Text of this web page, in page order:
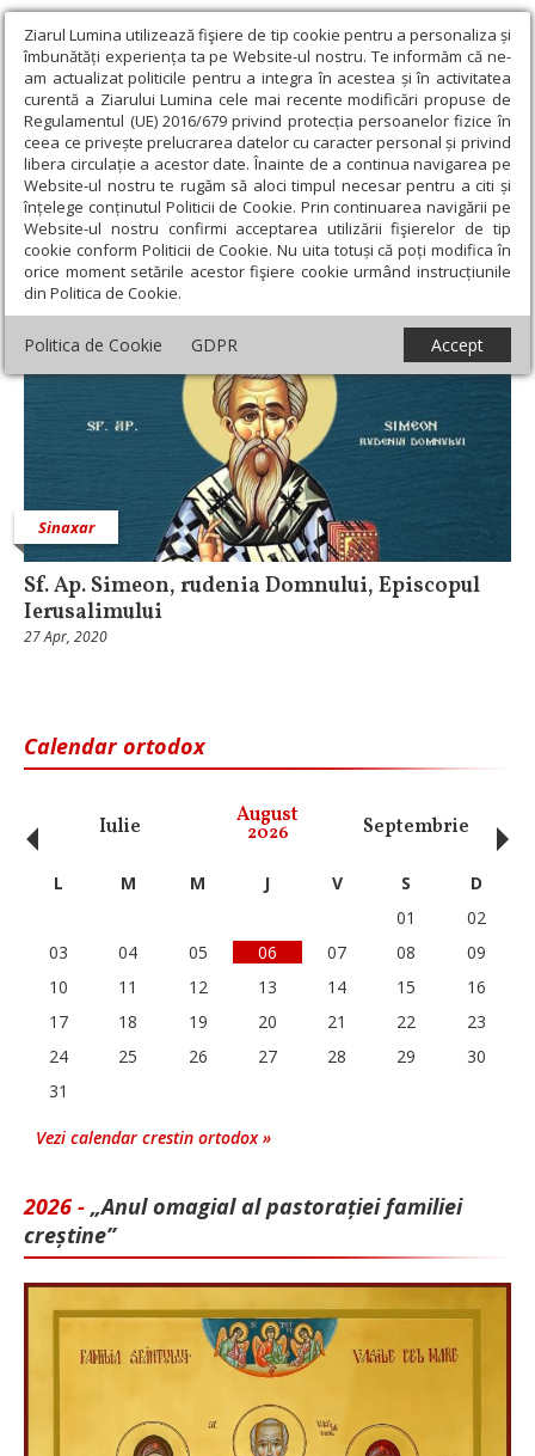
Ziarul Lumina utilizează fişiere de tip cookie pentru a personaliza și
îmbunătăți experiența ta pe Website-ul nostru. Te informăm că ne-
am actualizat politicile pentru a integra în acestea și în activitatea
curentă a Ziarului Lumina cele mai recente modificări propuse de
Regulamentul (UE) 2016/679 privind protecția persoanelor fizice în
ceea ce privește prelucrarea datelor cu caracter personal și privind
libera circulație a acestor date. Înainte de a continua navigarea pe
Website-ul nostru te rugăm să aloci timpul necesar pentru a citi și
înțelege conținutul Politicii de Cookie. Prin continuarea navigării pe
Website-ul nostru confirmi acceptarea utilizării fişierelor de tip
cookie conform Politicii de Cookie. Nu uita totuși că poți modifica în
orice moment setările acestor fişiere cookie urmând instrucțiunile
din Politica de Cookie.
Politica de Cookie GDPR Accept
Ziarul Lumina › 27 aprilie 2020 - Articole asociate
27 aprilie 2020 - Articole asociate
Sinaxar
Sf. Ap. Simeon, rudenia Domnului, Episcopul
Ierusalimului
27 Apr, 2020
Calendar ortodox
Iulie August
2026 Septembrie
‹ L M M J V S
D
01
02
03
04 05 06 07 08
09
10
11 12 13 14 15
16
17
18 19 20 21 22
23
24
25 26 27 28 29
30
31
Vezi calendar crestin ortodox »
2026 - „Anul omagial al pastorației familiei
creștine”